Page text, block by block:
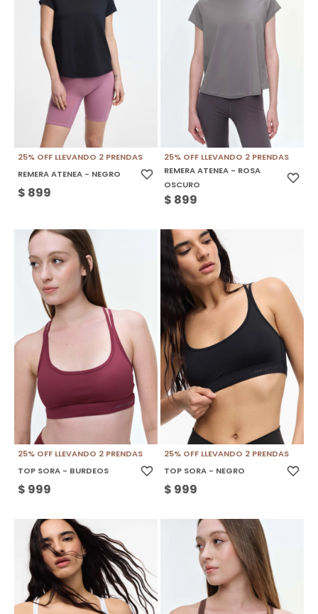
25% OFF LLEVANDO 2 PRENDAS
REMERA ATENEA - NEGRO
$ 899
25% OFF LLEVANDO 2 PRENDAS
REMERA ATENEA - ROSA
OSCURO
$ 899
25% OFF LLEVANDO 2 PRENDAS
TOP SORA - BURDEOS
$ 999
25% OFF LLEVANDO 2 PRENDAS
TOP SORA - NEGRO
$ 999